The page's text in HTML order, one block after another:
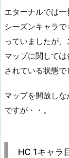
エターナルでは
シーズンキャラ
っていましたが、
マップに関して
されている状態で
マップを開放し
ですが・・。
HC 1キャラ